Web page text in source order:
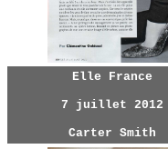
Elle France
7 juillet 2012
Carter Smith